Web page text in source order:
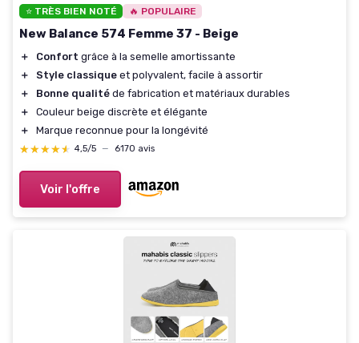
⭐ TRÈS BIEN NOTÉ 🔥 POPULAIRE
New Balance 574 Femme 37 - Beige
＋ Confort grâce à la semelle amortissante
＋
Style classique et polyvalent, facile à assortir
＋
Bonne qualité de fabrication et matériaux durables
＋
Couleur beige discrète et élégante
＋
Marque reconnue pour la longévité
★★★★★
★★★★★ 4,5/5 — 6170 avis
Voir l'offre